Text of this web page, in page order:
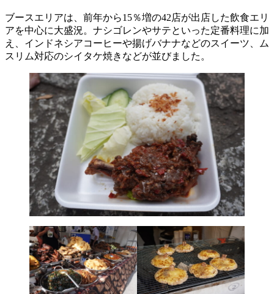
ブースエリアは、前年から15％増の42店が出店した飲食エリ
アを中心に大盛況。ナシゴレンやサテといった定番料理に加
え、インドネシアコーヒーや揚げバナナなどのスイーツ、ム
スリム対応のシイタケ焼きなどが並びました。